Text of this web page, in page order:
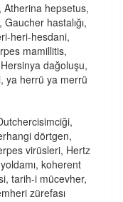
hepsetus,
hastalığı,
heri-hesdani,
mamillitis,
dağoluşu,
ya herrü ya merrü
dörtgen,
virüsleri, Hertz
koherent
tarih-i mücevher,
zürefası